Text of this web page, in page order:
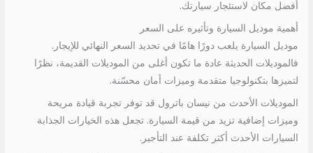
أفضل مكان لاستئجار سيارتك.
أهمية موديل السيارة وتأثيره على السعر
موديل السيارة يلعب دورًا هامًا في تحديد السعر النهائي للإيجار.
فالموديلات الحديثة عادة ما تكون أغلى من الموديلات القديمة، نظرًا
لتميزها بتكنولوجيا متقدمة وميزات أمان محسّنة.
الموديلات الأحدث من نيسان باترول قد توفر تجربة قيادة مريحة
وميزات إضافية تزيد من قيمة السيارة. تجعل هذه الخيارات الجذابة
السيارات الأحدث أكثر تكلفة عند التأجير.